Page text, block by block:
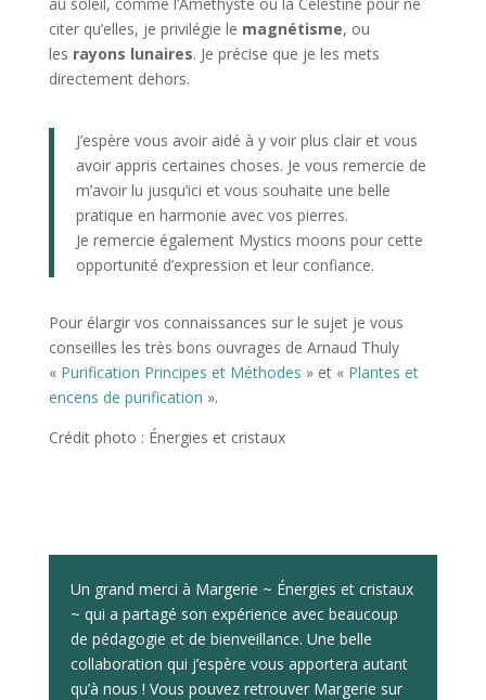
citer qu’elles, je privilégie le magnétisme, ou
les rayons lunaires. Je précise que je les mets
directement dehors.
J’espère vous avoir aidé à y voir plus clair et vous
avoir appris certaines choses. Je vous remercie de
m’avoir lu jusqu’ici et vous souhaite une belle
pratique en harmonie avec vos pierres.
Je remercie également Mystics moons pour cette
opportunité d’expression et leur confiance.
Pour élargir vos connaissances sur le sujet je vous
conseilles les très bons ouvrages de Arnaud Thuly
« Purification Principes et Méthodes » et « Plantes et
encens de purification ».
Crédit photo : Énergies et cristaux
Un grand merci à Margerie ~ Énergies et cristaux
~ qui a partagé son expérience avec beaucoup
de pédagogie et de bienveillance. Une belle
collaboration qui j’espère vous apportera autant
qu’à nous ! Vous pouvez retrouver Margerie sur